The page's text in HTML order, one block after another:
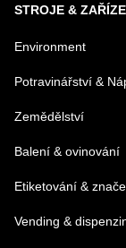
STROJE &
Environment
Potravinářství &
Zemědělství
Balení & ovinování
Etiketování &
Vending &